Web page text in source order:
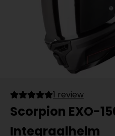
1 review
Scorpion EXO-
Integraalhelm